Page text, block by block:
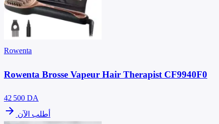
Rowenta
Rowenta Brosse Vapeur Hair Therapist CF9940F0
42 500 DA
arrow_forward أطلب الآن